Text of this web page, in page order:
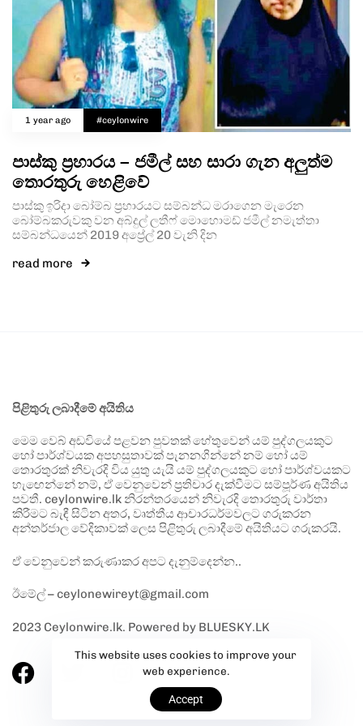
1 year ago #ceylonwire
පාස්කු ප්‍රහාරය – ජමීල් සහ සාරා ගැන අලුත්ම
තොරතුරු හෙළිවේ
පාස්කු ඉරිදා බෝම්බ ප්‍රහාරයට සම්බන්ධ මරාගෙන මැරෙන
බෝම්බකරුවකු වන අබ්දුල් ලතීෆ් මොහොමඩ් ජමීල් නමැත්තා
සම්බන්ධයෙන් 2019 අප්‍රේල් 20 වැනි දින
read more
පිළිතුරු ලබාදීමේ අයිතිය
මෙම වෙබ් අඩවියේ පළවන පුවතක් හේතුවෙන් යම් පුද්ගලයකුට
හෝ පාර්ශ්වයක අපහසුතාවක් පැනනගින්නේ නම් හෝ යම්
තොරතුරක් නිවැරදි විය යුතු යැයි යම් පුද්ගලයකුට හෝ පාර්ශ්වයකට
හැඟෙන්නේ නම්, ඒ වෙනුවෙන් ප්‍රතිචාර දැක්වීමට සම්පූර්ණ අයිතිය
පවතී. ceylonwire.lk නිරන්තරයෙන් නිවැරදි තොරතුරු වාර්තා
කිරීමට බැඳී සිටින අතර, වෘත්තීය ආචාරධර්මවලට ගරුකරන
අන්තර්ජාල වේදිකාවක් ලෙස පිළිතුරු ලබාදීමේ අයිතියට ගරුකරයි.
ඒ වෙනුවෙන් කරුණාකර අපට දැනුම්දෙන්න..
ඊමේල් – ceylonewireyt@gmail.com
2023 Ceylonwire.lk. Powered by BLUESKY.LK
This website uses cookies to improve your
web experience.
Accept